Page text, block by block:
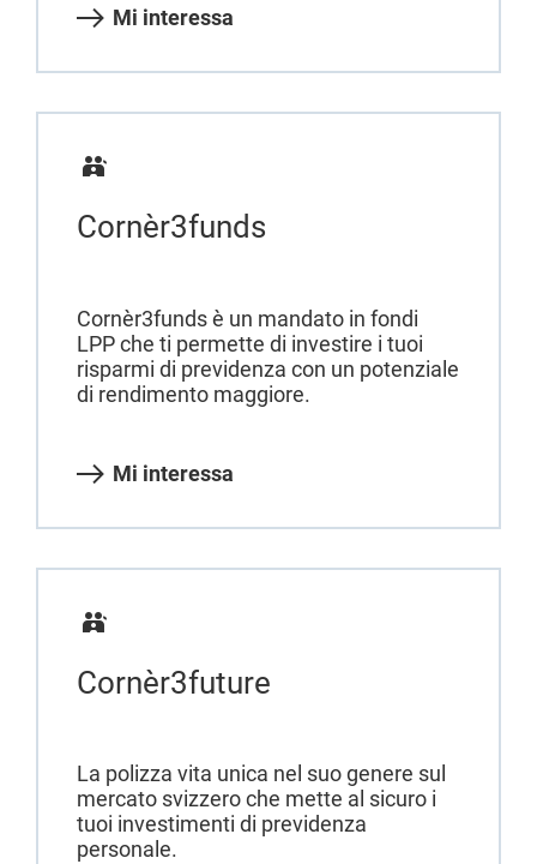
Mi interessa
Cornèr3funds
Cornèr3funds è un mandato in fondi
LPP che ti permette di investire i tuoi
risparmi di previdenza con un potenziale
di rendimento maggiore.
Mi interessa
Cornèr3future
La polizza vita unica nel suo genere sul
mercato svizzero che mette al sicuro i
tuoi investimenti di previdenza
personale.